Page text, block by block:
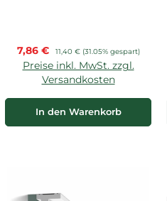
Verkaufspreis:
7,86 € Regulärer Preis:
11,40 € (31.05% gespart)
Preise inkl. MwSt. zzgl.
Versandkosten
In den Warenkorb